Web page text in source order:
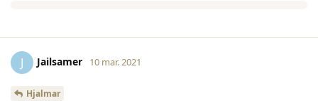
J Jailsamer 10 mar. 2021
Hjalmar